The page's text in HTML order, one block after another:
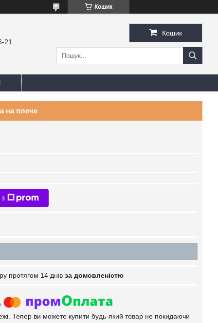
Кошик
21
Кошик
на плече
протягом 14 днів за домовленістю
Тепер ви можете купити будь-який товар не покидаючи